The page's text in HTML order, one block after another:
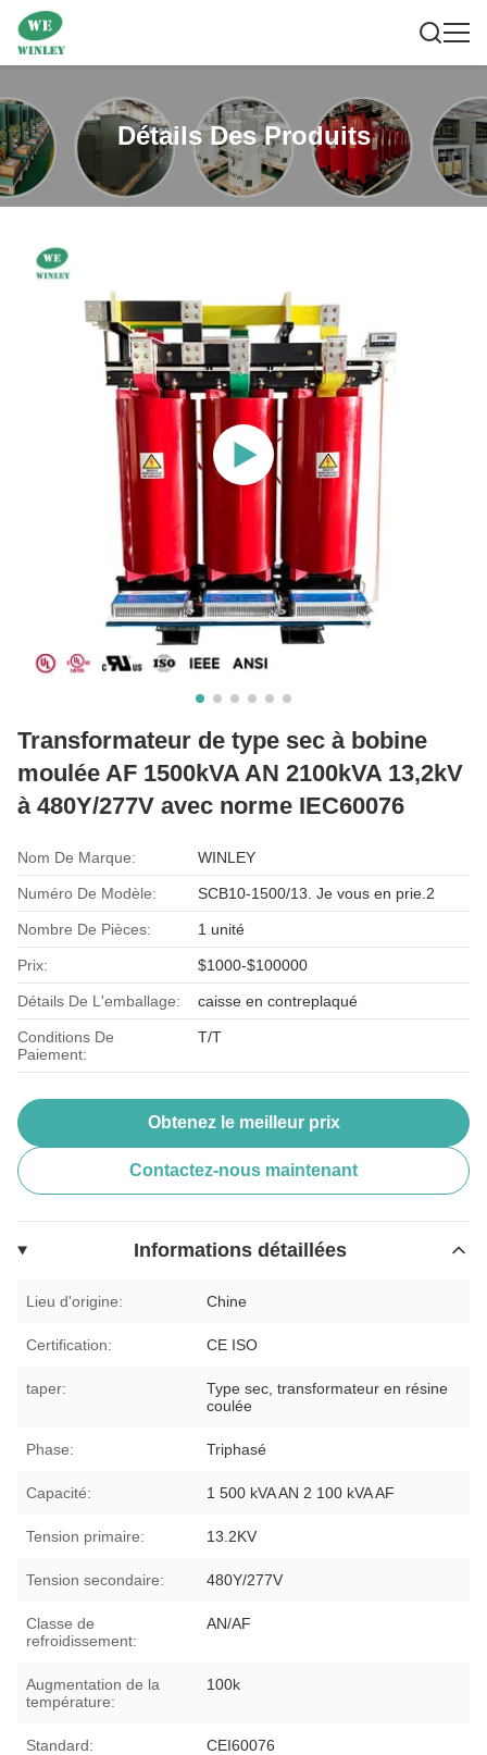
Détails Des Produits
Transformateur de type sec à bobine
moulée AF 1500kVA AN 2100kVA 13,2kV
à 480Y/277V avec norme IEC60076
Nom De Marque: WINLEY
Numéro De Modèle: SCB10-1500/13. Je vous en prie.2
Nombre De Pièces: 1 unité
Prix: $1000-$100000
Détails De L'emballage: caisse en contreplaqué
Conditions De
Paiement:
T/T
Obtenez le meilleur prix
Contactez-nous maintenant
Informations détaillées
Lieu d'origine: Chine
Certification: CE ISO
taper:
Type sec, transformateur en résine
coulée
Phase: Triphasé
Capacité: 1 500 kVA AN 2 100 kVA AF
Tension primaire: 13.2KV
Tension secondaire: 480Y/277V
Classe de
refroidissement:
AN/AF
Augmentation de la
température:
100k
Standard: CEI60076